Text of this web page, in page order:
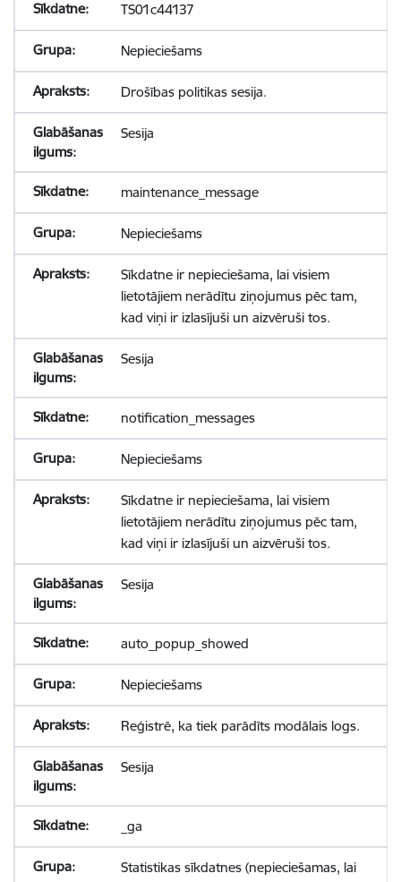
TS01c44137
Nepieciešams
Drošības politikas sesija.
Sesija
maintenance_message
Nepieciešams
Sīkdatne ir nepieciešama, lai visiem
lietotājiem nerādītu ziņojumus pēc tam,
kad viņi ir izlasījuši un aizvēruši tos.
Sesija
notification_messages
Nepieciešams
Sīkdatne ir nepieciešama, lai visiem
lietotājiem nerādītu ziņojumus pēc tam,
kad viņi ir izlasījuši un aizvēruši tos.
Sesija
auto_popup_showed
Nepieciešams
Reģistrē, ka tiek parādīts modālais logs.
Sesija
_ga
Statistikas sīkdatnes (nepieciešamas, lai